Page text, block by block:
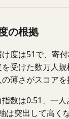
の根拠
度は51で、寄
受けた数万人
薄さがスコアを
数は0.51、一
は突出して高く